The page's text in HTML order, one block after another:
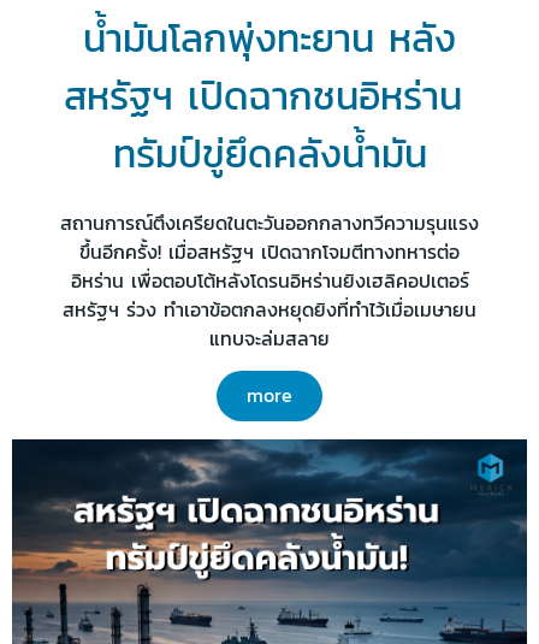
น้ำมันโลกพุ่งทะยาน หลัง
สหรัฐฯ เปิดฉากชนอิหร่าน
ทรัมป์ขู่ยึดคลังน้ำมัน
สถานการณ์ตึงเครียดในตะวันออกกลางทวีความรุนแรง
ขึ้นอีกครั้ง! เมื่อสหรัฐฯ เปิดฉากโจมตีทางทหารต่อ
อิหร่าน เพื่อตอบโต้หลังโดรนอิหร่านยิงเฮลิคอปเตอร์
สหรัฐฯ ร่วง ทำเอาข้อตกลงหยุดยิงที่ทำไว้เมื่อเมษายน
แทบจะล่มสลาย
more